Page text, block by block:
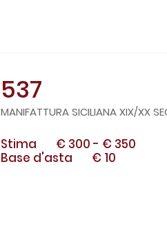
537
MANIFATTURA SICILIANA XIX/
Stima € 300 - € 350
Base d'asta
€ 10